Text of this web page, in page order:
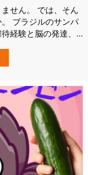
せん。 では、そん
ブラジルのサンパ
経験と脳の発達、
その結果、虐待を
を通して小さい傾